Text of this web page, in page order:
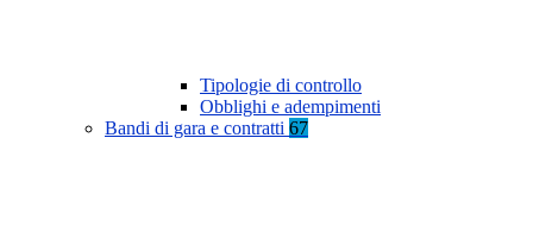
Tipologie di controllo
Obblighi e adempimenti
Bandi di gara e contratti 67